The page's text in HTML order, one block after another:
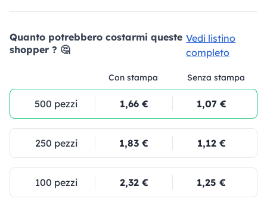
Quanto potrebbero costarmi queste
shopper ? 🤔
Vedi listino
completo
Con stampa Senza stampa
500 pezzi 1,66 € 1,07 €
250 pezzi 1,83 € 1,12 €
100 pezzi 2,32 € 1,25 €